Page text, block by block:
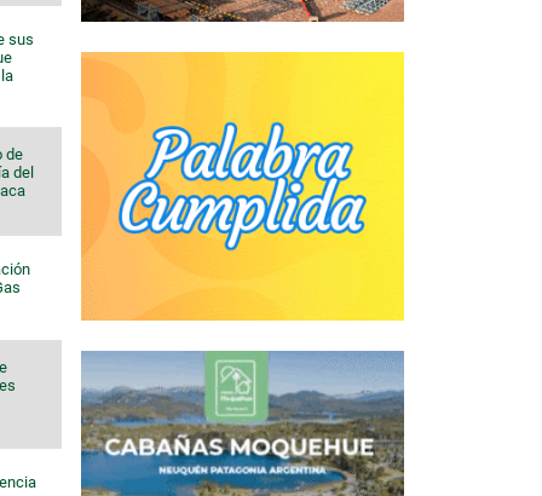
sus
de
del